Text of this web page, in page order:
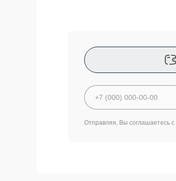
Отправляя, Вы соглашаетесь с